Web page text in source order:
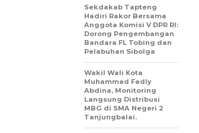
Sekdakab Tapteng
Hadiri Rakor Bersama
Anggota Komisi V DPR RI:
Dorong Pengembangan
Bandara FL Tobing dan
Pelabuhan Sibolga
Wakil Wali Kota
Muhammad Fadly
Abdina, Monitoring
Langsung Distribusi
MBG di SMA Negeri 2
Tanjungbalai.